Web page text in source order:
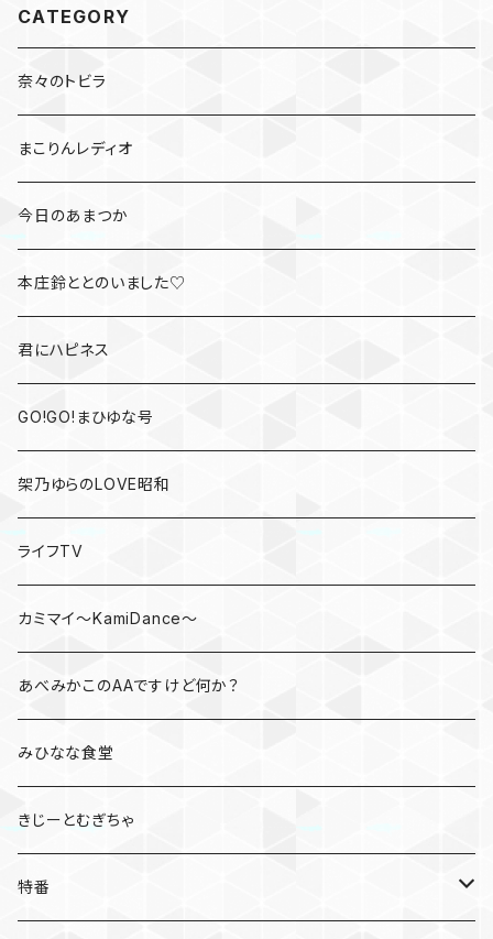
CATEGORY
奈々のトビラ
まこりんレディオ
今日のあまつか
本庄鈴ととのいました♡
君にハピネス
GO!GO!まひゆな号
架乃ゆらのLOVE昭和
ライフTV
カミマイ～KamiDance～
あべみかこのAAですけど何か？
みひなな食堂
きじーとむぎちゃ
特番